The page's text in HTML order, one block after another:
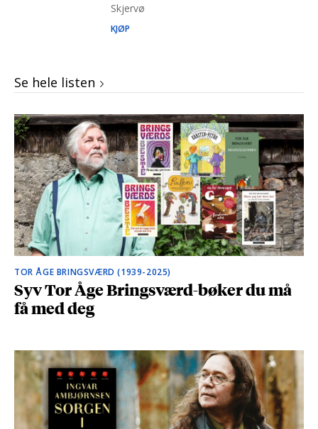
Skjervø
KJØP
Se hele listen
TOR ÅGE BRINGSVÆRD (1939-2025)
Syv Tor Åge Bringsværd-bøker du må
få med deg